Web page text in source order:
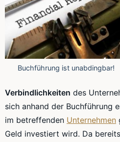
Buchführung ist unabdingbar!
Verbindlichkeiten des
sich anhand der Buchführung
im betreffenden Unternehmen
Geld investiert wird. Da